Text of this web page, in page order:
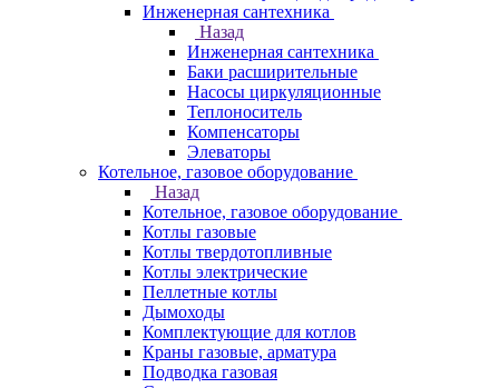
Инженерная сантехника
Назад
Инженерная сантехника
Баки расширительные
Насосы циркуляционные
Теплоноситель
Компенсаторы
Элеваторы
Котельное, газовое оборудование
Назад
Котельное, газовое оборудование
Котлы газовые
Котлы твердотопливные
Котлы электрические
Пеллетные котлы
Дымоходы
Комплектующие для котлов
Краны газовые, арматура
Подводка газовая